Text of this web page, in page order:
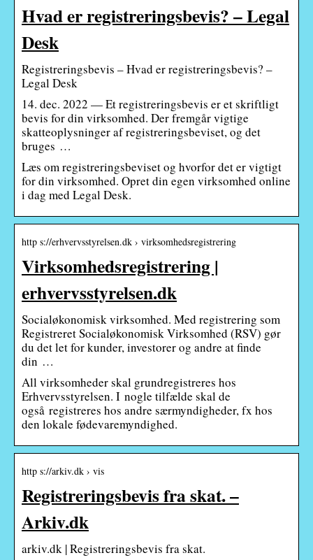
Hvad er registreringsbevis? – Legal
Desk
Registreringsbevis – Hvad er registreringsbevis? –
Legal Desk
14. dec. 2022 — Et registreringsbevis er et skriftligt
bevis for din virksomhed. Der fremgår vigtige
skatteoplysninger af registreringsbeviset, og det
bruges …
Læs om registreringsbeviset og hvorfor det er vigtigt
for din virksomhed. Opret din egen virksomhed online
i dag med Legal Desk.
http s://erhvervsstyrelsen.dk › virksomhedsregistrering
Virksomhedsregistrering |
erhvervsstyrelsen.dk
Socialøkonomisk virksomhed. Med registrering som
Registreret Socialøkonomisk Virksomhed (RSV) gør
du det let for kunder, investorer og andre at finde
din …
All virksomheder skal grundregistreres hos
Erhvervsstyrelsen. I nogle tilfælde skal de
også registreres hos andre særmyndigheder, fx hos
den lokale fødevaremyndighed.
http s://arkiv.dk › vis
Registreringsbevis fra skat. –
Arkiv.dk
arkiv.dk | Registreringsbevis fra skat.